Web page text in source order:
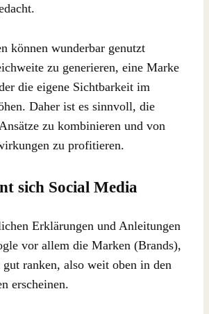
können wunderbar genutzt
zu generieren, eine Marke
die eigene Sichtbarkeit im
Daher ist es sinnvoll, die
zu kombinieren und von
zu profitieren.
sich Social Media
Erklärungen und Anleitungen
vor allem die Marken (Brands),
gut ranken, also weit oben in den
erscheinen.